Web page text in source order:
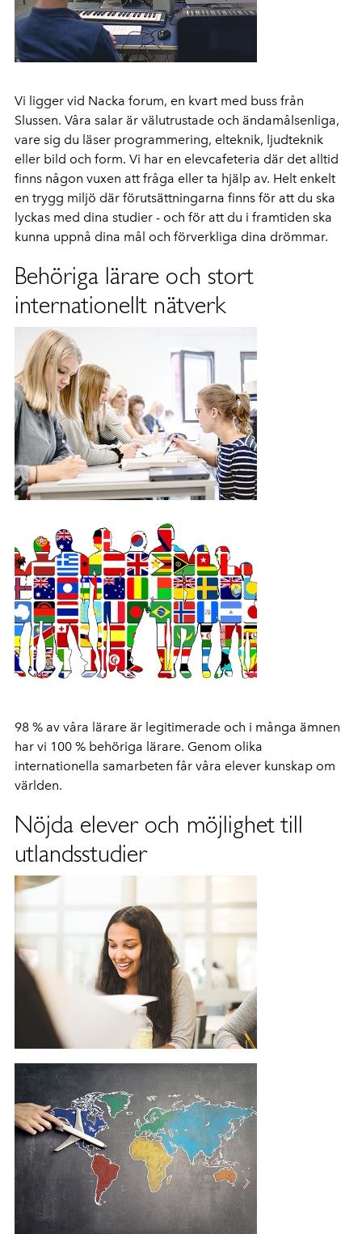
Vi ligger vid Nacka forum, en kvart med buss från
Slussen. Våra salar är välutrustade och ändamålsenliga,
vare sig du läser programmering, elteknik, ljudteknik
eller bild och form. Vi har en elevcafeteria där det alltid
finns någon vuxen att fråga eller ta hjälp av. Helt enkelt
en trygg miljö där förutsättningarna finns för att du ska
lyckas med dina studier - och för att du i framtiden ska
kunna uppnå dina mål och förverkliga dina drömmar.
Behöriga lärare och stort
internationellt nätverk
98 % av våra lärare är legitimerade och i många ämnen
har vi 100 % behöriga lärare. Genom olika
internationella samarbeten får våra elever kunskap om
världen.
Nöjda elever och möjlighet till
utlandsstudier